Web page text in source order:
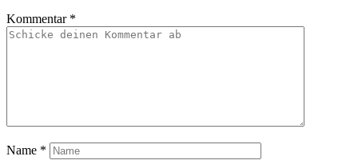
Kommentar *
Name *